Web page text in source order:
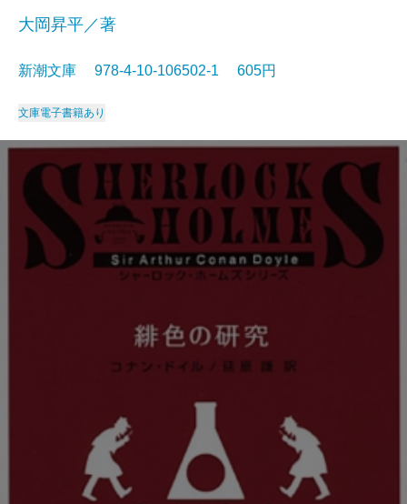
大岡昇平／著
新潮文庫 978-4-10-106502-1 605円
文庫電子書籍あり